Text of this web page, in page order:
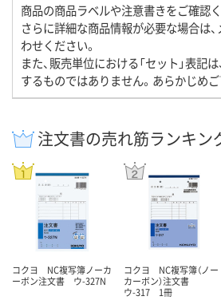
商品の商品ラベルや注意書きをご確認く
さらに詳細な商品情報が必要な場合は
わせください。
また、販売単位における「セット」表記
するものではありません。あらかじめご
注文書の売れ筋ランキン
コクヨ NC複写簿ノーカ
ーボン注文書 ウ-327N
コクヨ NC複写簿（ノー
カーボン）注文書
ウ-317 1冊